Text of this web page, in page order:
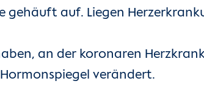
auf. Liegen
an der koronaren
verändert.